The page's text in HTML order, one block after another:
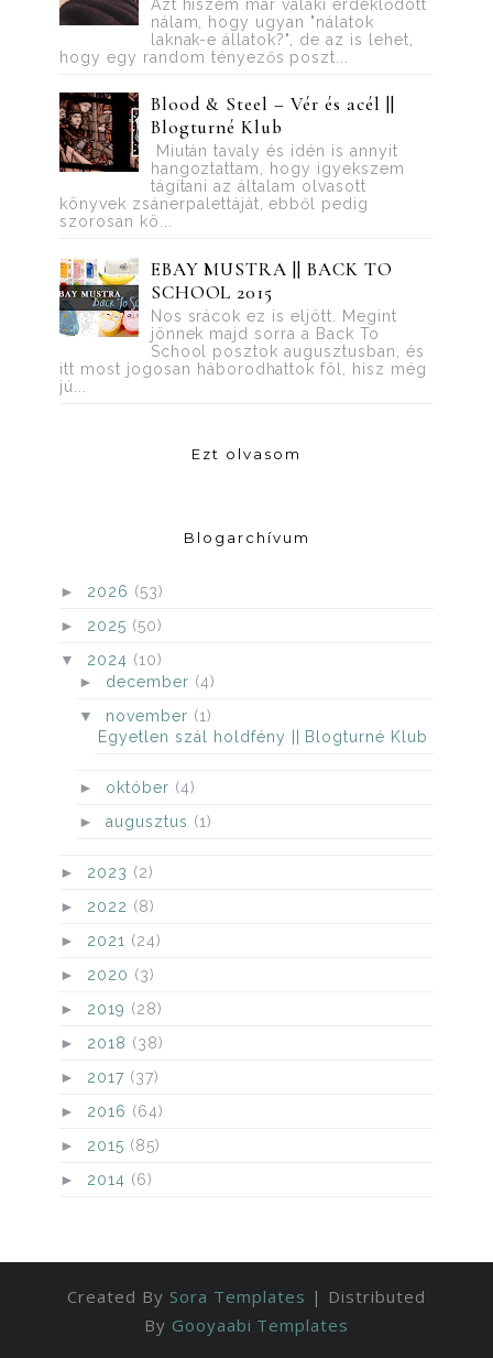
Azt hiszem már valaki érdeklődött
nálam, hogy ugyan "nálatok
laknak-e állatok?", de az is lehet,
hogy egy random tényezős poszt...
Blood ​& Steel – Vér és acél ||
Blogturné Klub
Miután tavaly és idén is annyit
hangoztattam, hogy igyekszem
tágítani az általam olvasott
könyvek zsánerpalettáját, ebből pedig
szorosan kö...
EBAY MUSTRA || BACK TO
SCHOOL 2015
Nos srácok ez is eljött. Megint
jönnek majd sorra a Back To
School posztok augusztusban, és
itt most jogosan háborodhattok föl, hisz még
jú...
Ezt olvasom
Blogarchívum
► 2026 (53)
► 2025 (50)
▼ 2024 (10)
► december (4)
▼ november (1)
Egyetlen szál holdfény || Blogturné Klub
► október (4)
► augusztus (1)
► 2023 (2)
► 2022 (8)
► 2021 (24)
► 2020 (3)
► 2019 (28)
► 2018 (38)
► 2017 (37)
► 2016 (64)
► 2015 (85)
► 2014 (6)
Created By Sora Templates | Distributed
By Gooyaabi Templates